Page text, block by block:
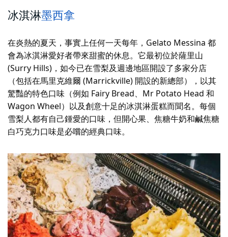
冰淇淋墨西拿
在炎熱的夏天，事實上任何一天每年，Gelato Messina 都
會為冰淇淋愛好者帶來甜蜜的休息。它最初位於薩里山
(Surry Hills)，如今已在雪梨及週邊地區開設了多家分店
（包括在馬里克維爾 (Marrickville) 開設的新總部），以其
驚豔的特色口味（例如 Fairy Bread、Mr Potato Head 和
Wagon Wheel）以及創意十足的冰淇淋蛋糕而聞名。每個
雪梨人都有自己鍾愛的口味，但開心果、焦糖牛奶和鹹焦糖
白巧克力口味是必嚐的經典口味。